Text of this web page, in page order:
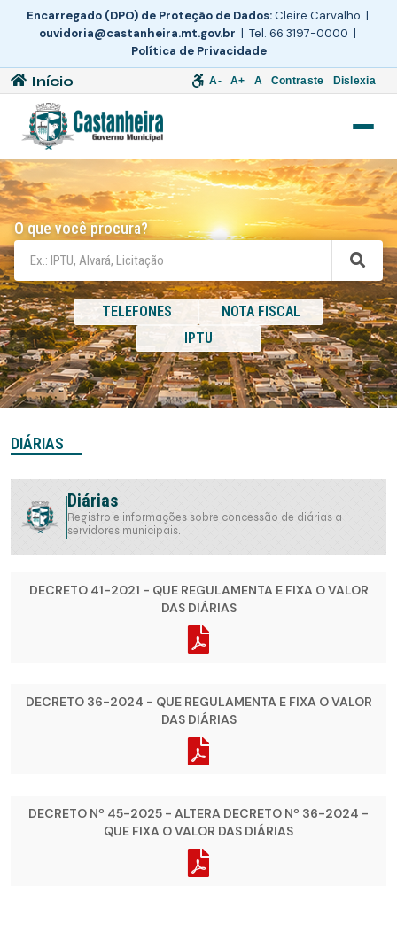
Encarregado (DPO) de Proteção de Dados:Cleire Carvalho |
ouvidoria@castanheira.mt.gov.br | Tel. 66 3197-0000 |
Política de Privacidade
Início A- A+ A Contraste Dislexia
O que você procura?
TELEFONES
NOTA FISCAL
IPTU
DIÁRIAS
Diárias
Registro e informações sobre concessão de diárias a
servidores municipais.
DECRETO 41-2021 - QUE REGULAMENTA E FIXA O VALOR
DAS DIÁRIAS
DECRETO 36-2024 - QUE REGULAMENTA E FIXA O VALOR
DAS DIÁRIAS
DECRETO Nº 45-2025 - ALTERA DECRETO Nº 36-2024 -
QUE FIXA O VALOR DAS DIÁRIAS